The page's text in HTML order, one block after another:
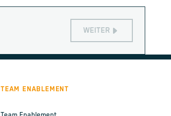
WEITER
TEAM ENABLEMENT